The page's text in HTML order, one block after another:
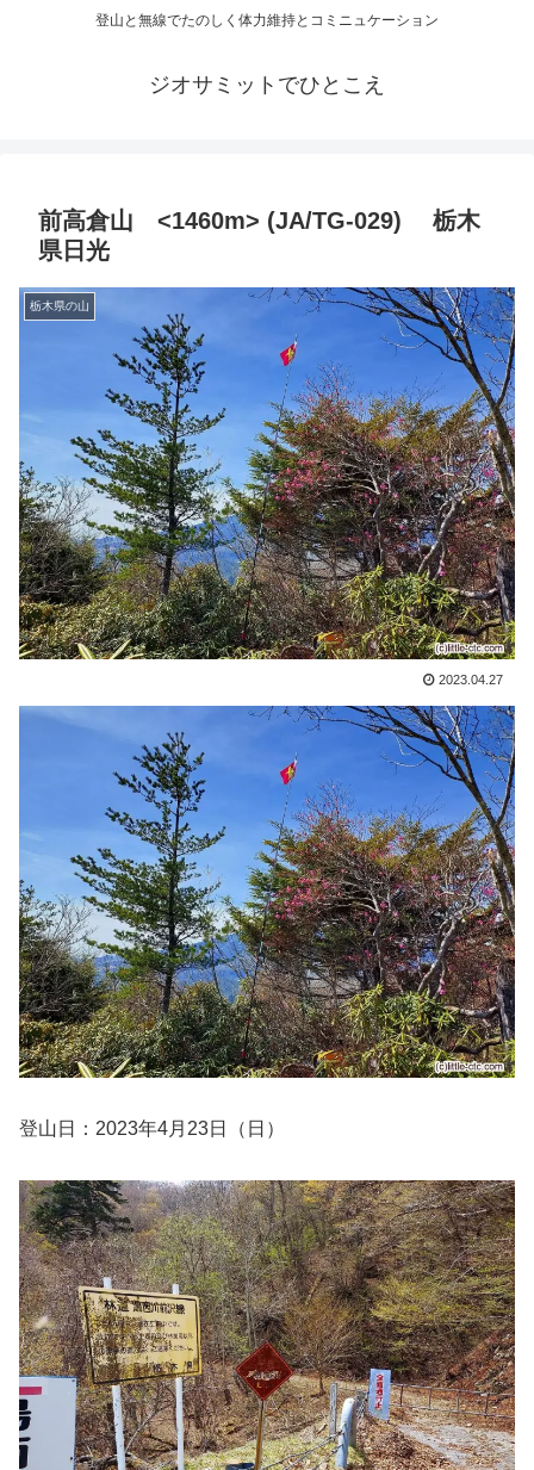
登山と無線でたのしく体力維持とコミニュケーション
ジオサミットでひとこえ
前高倉山 <1460m> (JA/TG-029) 栃木
県日光
栃木県の山
2023.04.27
登山日：2023年4月23日（日）